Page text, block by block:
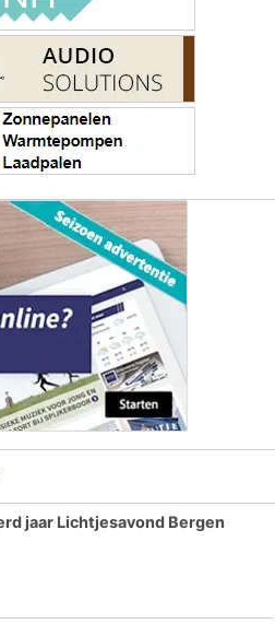
jaar Lichtjesavond Bergen